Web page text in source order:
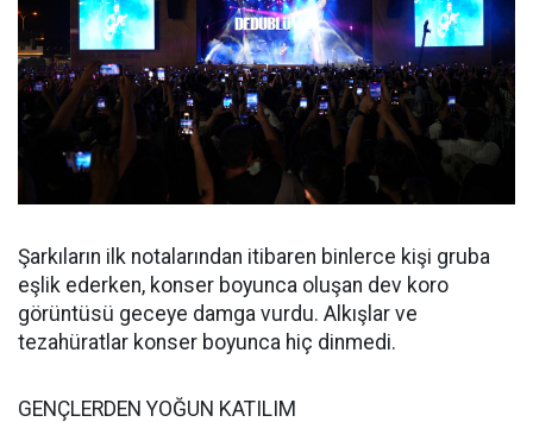
Şarkıların ilk notalarından itibaren binlerce kişi gruba
eşlik ederken, konser boyunca oluşan dev koro
görüntüsü geceye damga vurdu. Alkışlar ve
tezahüratlar konser boyunca hiç dinmedi.
GENÇLERDEN YOĞUN KATILIM